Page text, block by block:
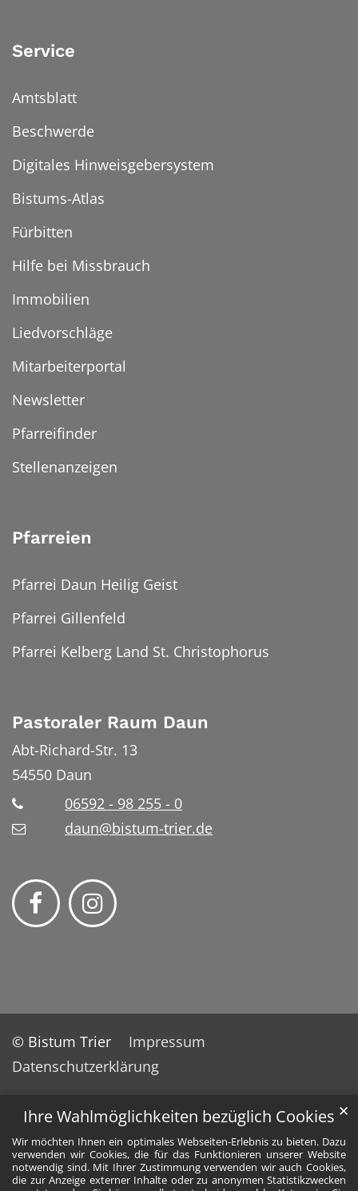
Ihre Wahlmöglichkeiten bezüglich Cookies
Wir möchten Ihnen ein optimales Webseiten-Erlebnis zu bieten. Dazu
verwenden wir Cookies, die für das Funktionieren unserer Website
notwendig sind. Mit Ihrer Zustimmung verwenden wir auch Cookies,
die zur Anzeige externer Inhalte oder zu anonymen Statistikzwecken
✕
Service
Amtsblatt
Beschwerde
Digitales Hinweisgebersystem
Bistums-Atlas
Fürbitten
Hilfe bei Missbrauch
Immobilien
Liedvorschläge
Mitarbeiterportal
Newsletter
Pfarreifinder
Stellenanzeigen
Pfarreien
Pfarrei Daun Heilig Geist
Pfarrei Gillenfeld
Pfarrei Kelberg Land St. Christophorus
Pastoraler Raum Daun
Abt-Richard-Str. 13
54550 Daun
06592 - 98 255 - 0
daun@bistum-trier.de
© Bistum Trier
Impressum
Datenschutzerklärung